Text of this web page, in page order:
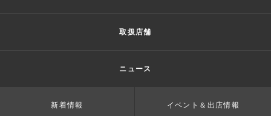
取扱店舗
ニュース
新着情報 イベント＆出店情報